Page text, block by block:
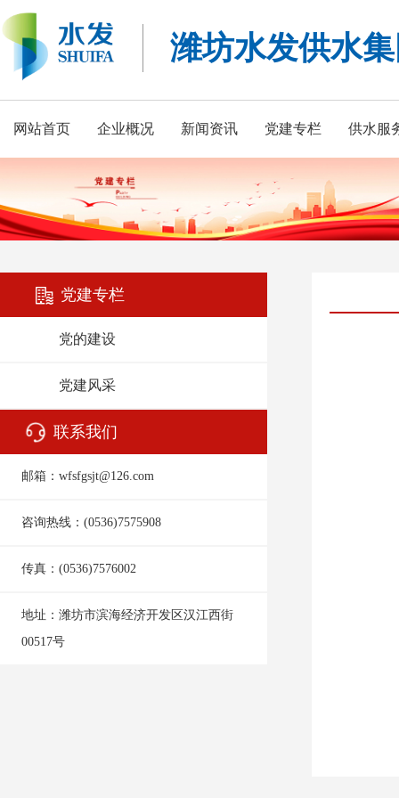
潍坊水发供水
网站首页 企业概况 新闻资讯 党建专栏 供水服
党建专栏
党的建设
党建风采
联系我们
邮箱：wfsfgsjt@126.com
咨询热线：(0536)7575908
传真：(0536)7576002
地址： 潍坊市滨海经济开发区汉江西街
00517号